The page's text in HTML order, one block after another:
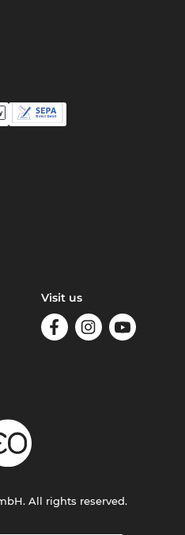
Visit us
All rights reserved.